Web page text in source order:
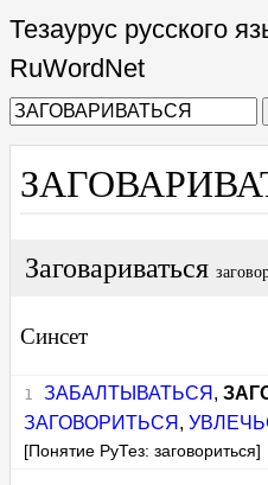
Тезаурус русского
RuWordNet
Заговариваться
Синсет
ЗАБАЛТЫВАТЬСЯ ,
ЗАГОВОРИТЬСЯ ,
[Понятие РуТез: заговориться]